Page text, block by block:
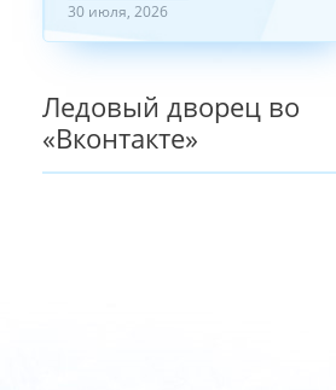
30 июля, 2026
Ледовый дворец во
«Вконтакте»